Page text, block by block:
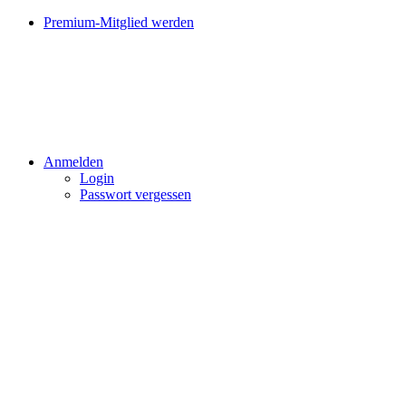
Premium-Mitglied werden
Anmelden
Login
Passwort vergessen